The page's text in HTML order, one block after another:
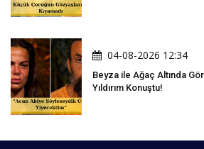
04-08-2026 12:34
Beyza ile Ağaç Altında
Yıldırım Konuştu!